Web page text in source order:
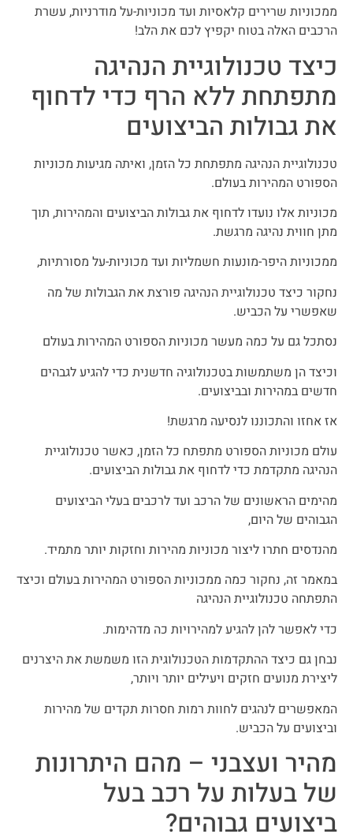
ממכוניות שרירים קלאסיות ועד מכוניות-על מודרניות, עשרת
הרכבים האלה בטוח יקפיץ לכם את הלב!
כיצד טכנולוגיית הנהיגה
מתפתחת ללא הרף כדי לדחוף
את גבולות הביצועים
טכנולוגיית הנהיגה מתפתחת כל הזמן, ואיתה מגיעות מכוניות
הספורט המהירות בעולם.
מכוניות אלו נועדו לדחוף את גבולות הביצועים והמהירות, תוך
מתן חווית נהיגה מרגשת.
ממכוניות היפר-מונעות חשמליות ועד מכוניות-על מסורתיות,
נחקור כיצד טכנולוגיית הנהיגה פורצת את הגבולות של מה
שאפשרי על הכביש.
נסתכל גם על כמה מעשר מכוניות הספורט המהירות בעולם
וכיצד הן משתמשות בטכנולוגיה חדשנית כדי להגיע לגבהים
חדשים במהירות ובביצועים.
אז אחזו והתכוננו לנסיעה מרגשת!
עולם מכוניות הספורט מתפתח כל הזמן, כאשר טכנולוגיית
הנהיגה מתקדמת כדי לדחוף את גבולות הביצועים.
מהימים הראשונים של הרכב ועד לרכבים בעלי הביצועים
הגבוהים של היום,
מהנדסים חתרו ליצור מכוניות מהירות וחזקות יותר מתמיד.
במאמר זה, נחקור כמה ממכוניות הספורט המהירות בעולם וכיצד
התפתחה טכנולוגיית הנהיגה
כדי לאפשר להן להגיע למהירויות כה מדהימות.
נבחן גם כיצד ההתקדמות הטכנולוגית הזו משמשת את היצרנים
ליצירת מנועים חזקים ויעילים יותר ויותר,
המאפשרים לנהגים לחוות רמות חסרות תקדים של מהירות
וביצועים על הכביש.
מהיר ועצבני – מהם היתרונות
של בעלות על רכב בעל
ביצועים גבוהים?